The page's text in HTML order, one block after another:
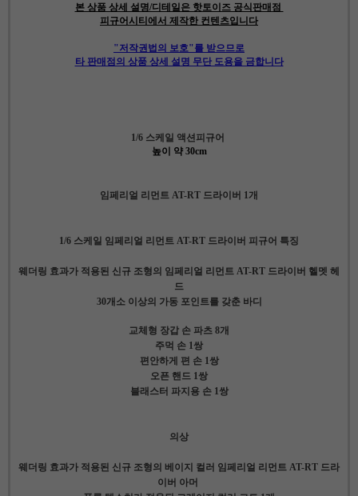
본 상품 상세 설명/디테일은 핫토이즈 공식판매점
피규어시티에서 제작한 컨텐츠입니다
"저작권법의 보호"를 받으므로
타 판매점의 상품 상세 설명 무단 도용을 금합니다
1/6 스케일 액션피규어
높이 약 30cm
임페리얼 리먼트 AT-RT 드라이버 1개
1/6 스케일 임페리얼 리먼트 AT-RT 드라이버 피규어 특징
웨더링 효과가 적용된 신규 조형의 임페리얼 리먼트 AT-RT 드라이버 헬멧 헤
드
30개소 이상의 가동 포인트를 갖춘 바디
교체형 장갑 손 파츠 8개
주먹 손 1쌍
편안하게 편 손 1쌍
오픈 핸드 1쌍
블래스터 파지용 손 1쌍
의상
웨더링 효과가 적용된 신규 조형의 베이지 컬러 임페리얼 리먼트 AT-RT 드라
이버 아머